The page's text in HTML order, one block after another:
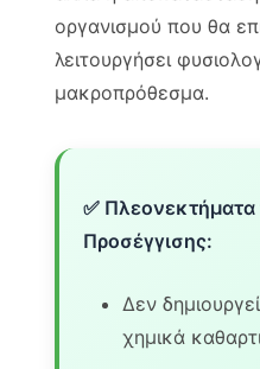
οργανισμού που θα
λειτουργήσει
μακροπρόθεσμα.
✅
Προσέγγισης:
Δεν
χημικά